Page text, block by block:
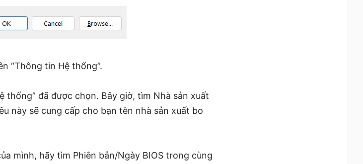
“Thông tin Hệ thống”.
thống” đã được chọn. Bây giờ, tìm Nhà sản xuất
này sẽ cung cấp cho bạn tên nhà sản xuất bo
mình, hãy tìm Phiên bản/Ngày BIOS trong cùng